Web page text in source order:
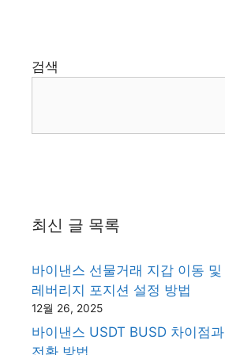
검색
최신 글 목록
바이낸스 선물거래 지갑 이동 및
레버리지 포지션 설정 방법
12월 26, 2025
바이낸스 USDT BUSD 차이점과
전환 방법